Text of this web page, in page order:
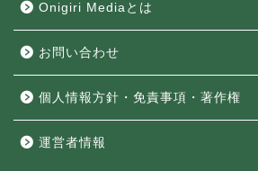
Onigiri Mediaとは
お問い合わせ
個人情報方針・免責事項・著作権
運営者情報